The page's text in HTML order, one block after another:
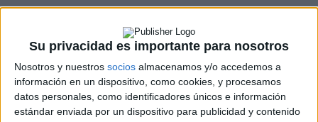
Su privacidad es importante para nosotros
Nosotros y nuestros socios almacenamos y/o accedemos a
información en un dispositivo, como cookies, y procesamos
datos personales, como identificadores únicos e información
estándar enviada por un dispositivo para publicidad y contenido
nueva noticia
No hay más noticias en esta categoría.